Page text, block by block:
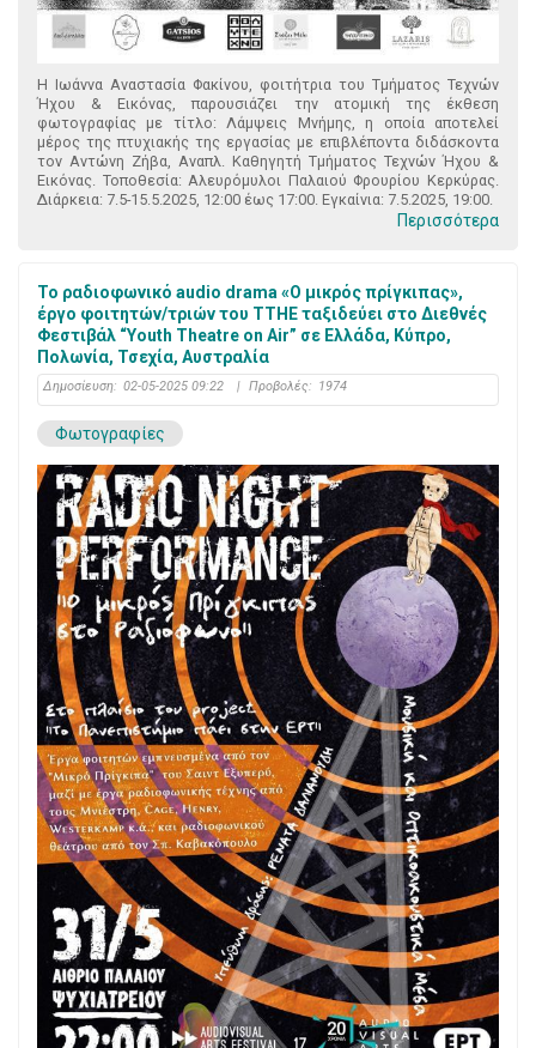
Η Ιωάννα Αναστασία Φακίνου, φοιτήτρια του Τμήματος Τεχνών
Ήχου & Εικόνας, παρουσιάζει την ατομική της έκθεση
φωτογραφίας με τίτλο: Λάμψεις Μνήμης, η οποία αποτελεί
μέρος της πτυχιακής της εργασίας με επιβλέποντα διδάσκοντα
τον Αντώνη Ζήβα, Αναπλ. Καθηγητή Τμήματος Τεχνών Ήχου &
Εικόνας. Τοποθεσία: Αλευρόμυλοι Παλαιού Φρουρίου Κερκύρας.
Διάρκεια: 7.5-15.5.2025, 12:00 έως 17:00. Εγκαίνια: 7.5.2025, 19:00.
Περισσότερα
Το ραδιοφωνικό audio drama «Ο μικρός πρίγκιπας»,
έργο φοιτητών/τριών του TTHE ταξιδεύει στο Διεθνές
Φεστιβάλ “Youth Theatre on Air” σε Ελλάδα, Κύπρο,
Πολωνία, Τσεχία, Αυστραλία
Δημοσίευση: 02-05-2025 09:22 | Προβολές: 1974
Φωτογραφίες